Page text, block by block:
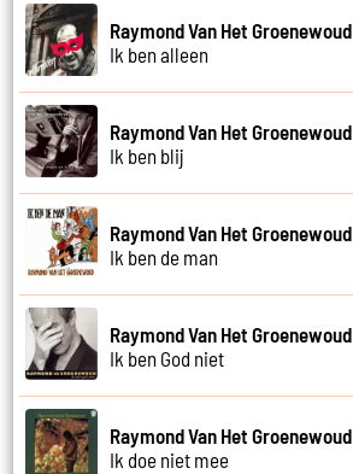
Raymond Van Het Groenewoud
Ik ben alleen
Raymond Van Het Groenewoud
Ik ben blij
Raymond Van Het Groenewoud
Ik ben de man
Raymond Van Het Groenewoud
Ik ben God niet
Raymond Van Het Groenewoud
Ik doe niet mee